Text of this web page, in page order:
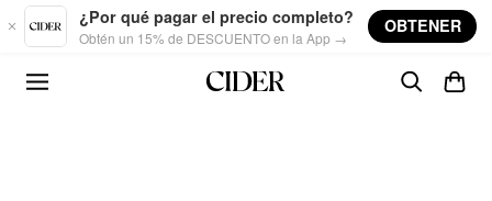
Skip to main content
¿Por qué pagar el precio completo?
Obtén un 15% de DESCUENTO en la App →
OBTENER